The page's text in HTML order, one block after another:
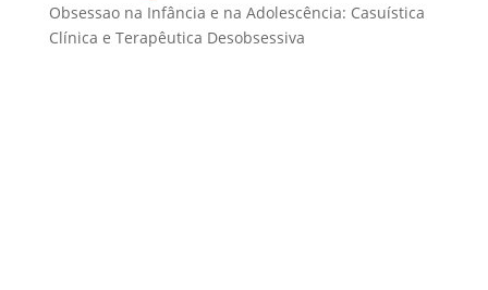
Obsessao na Infância e na Adolescência: Casuística
Clínica e Terapêutica Desobsessiva